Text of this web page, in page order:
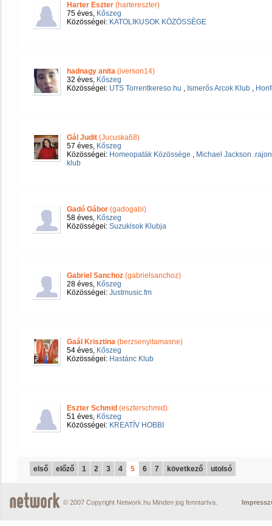
Harter Eszter (hartereszter)
75 éves, Kőszeg
Közösségei: KATOLIKUSOK KÖZÖSSÉGE
hadnagy anita (iverson14)
32 éves, Kőszeg
Közösségei: UTS Torrentkereso.hu , Ismerős Arcok Klub ,
Gál Judit (Jucuska68)
57 éves, Kőszeg
Közösségei: Homeopaták Közössége , Michael Jackson
klub
Gadó Gábor (gadogabi)
58 éves, Kőszeg
Közösségei: Suzukisok Klubja
Gabriel Sanchoz (gabrielsanchoz)
28 éves, Kőszeg
Közösségei: Justmusic.fm
Gaál Krisztina (berzsenyitamasne)
54 éves, Kőszeg
Közösségei: Hastánc Klub
Eszter Schmid (eszterschmid)
51 éves, Kőszeg
Közösségei: KREATÍV HOBBI
első előző 1 2 3 4 5 6 7 következő utolsó
© 2007 Copyright Network.hu Minden jog fenntartva.